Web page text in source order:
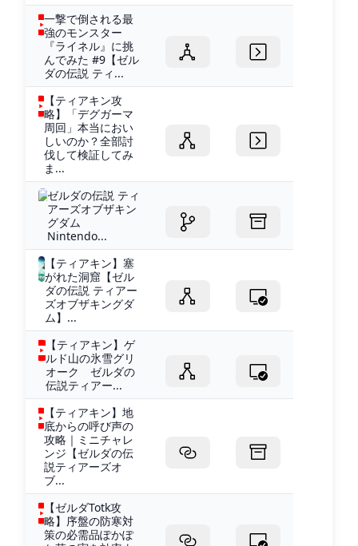
一撃で倒される最
強のモンスター
『ライネル』に挑
んでみた #9【ゼル
ダの伝説 ティ...
【ティアキン攻
略】「デグガーマ
周回」本当におい
しいのか？全部討
伐して検証してみ
ま...
ゼルダの伝説 ティ
アーズオブザキン
グダム
Nintendo...
【ティアキン】塞
がれた洞窟【ゼル
ダの伝説 ティアー
ズオブザキングダ
ム】...
【ティアキン】ゲ
ルド山の氷雪グリ
オーク ゼルダの
伝説ティアー...
【ティアキン】地
底からの呼び声の
攻略｜ミニチャレ
ンジ【ゼルダの伝
説ティアーズオ
ブ...
【ゼルダTotk攻
略】序盤の防寒対
策の必需品ぽかぽ